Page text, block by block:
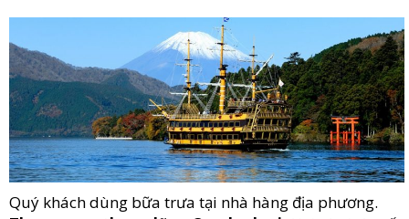
Quý khách dùng bữa trưa tại nhà hàng địa phương.